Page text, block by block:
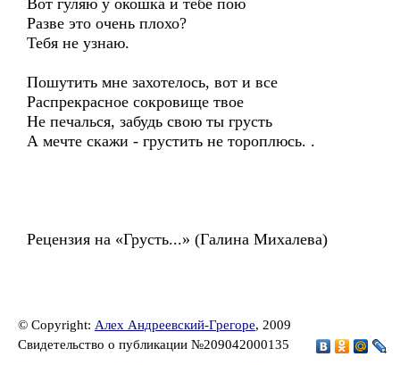
Вот гуляю у окошка и тебе пою
Разве это очень плохо?
Тебя не узнаю.
Пошутить мне захотелось, вот и все
Распрекрасное сокровище твое
Не печалься, забудь свою ты грусть
А мечте скажи - грустить не тороплюсь. .
Рецензия на «Грусть...» (Галина Михалева)
© Copyright: Алех Андреевский-Грегоре, 2009
Свидетельство о публикации №209042000135